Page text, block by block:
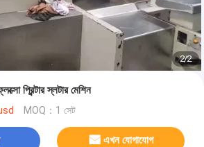
2/2
প্রিন্টার স্লটার মেশিন
MOQ：1 সেট
এখন যোগাযোগ